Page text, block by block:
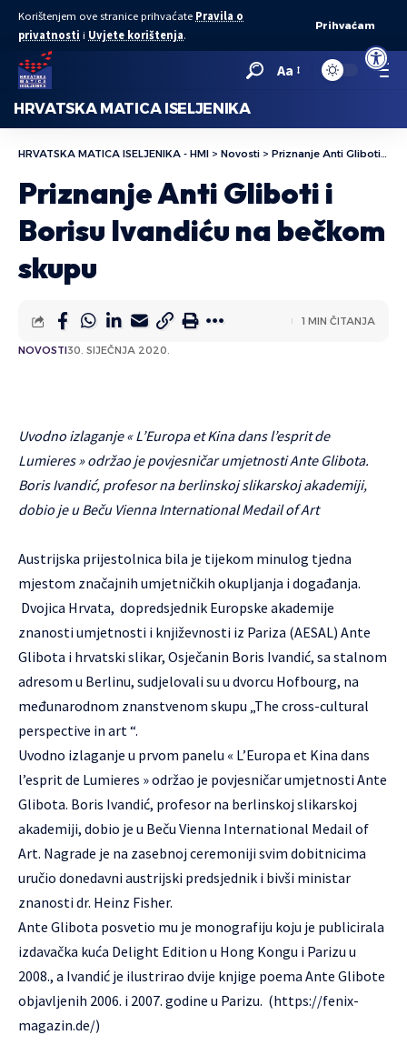
Korištenjem ove stranice prihvaćate Pravila o
privatnosti i Uvjete korištenja.
Prihvaćam
Aa
HRVATSKA MATICA ISELJENIKA
HRVATSKA MATICA ISELJENIKA - HMI > Novosti > Priznanje Anti Gliboti i Borisu Ivandiću na bečkom skupu
Priznanje Anti Gliboti i
Borisu Ivandiću na bečkom
skupu
NOVOSTI30. SIJEČNJA 2020.
1 MIN ČITANJA
Uvodno izlaganje « L’Europa et Kina dans l’esprit de
Lumieres » održao je povjesničar umjetnosti Ante Glibota.
Boris Ivandić, profesor na berlinskoj slikarskoj akademiji,
dobio je u Beču Vienna International Medail of Art
Austrijska prijestolnica bila je tijekom minulog tjedna
mjestom značajnih umjetničkih okupljanja i događanja.
Dvojica Hrvata, dopredsjednik Europske akademije
znanosti umjetnosti i književnosti iz Pariza (AESAL) Ante
Glibota i hrvatski slikar, Osječanin Boris Ivandić, sa stalnom
adresom u Berlinu, sudjelovali su u dvorcu Hofbourg, na
međunarodnom znanstvenom skupu „The cross-cultural
perspective in art “.
Uvodno izlaganje u prvom panelu « L’Europa et Kina dans
l’esprit de Lumieres » održao je povjesničar umjetnosti Ante
Glibota. Boris Ivandić, profesor na berlinskoj slikarskoj
akademiji, dobio je u Beču Vienna International Medail of
Art. Nagrade je na zasebnoj ceremoniji svim dobitnicima
uručio donedavni austrijski predsjednik i bivši ministar
znanosti dr. Heinz Fisher.
Ante Glibota posvetio mu je monografiju koju je publicirala
izdavačka kuća Delight Edition u Hong Kongu i Parizu u
2008., a Ivandić je ilustrirao dvije knjige poema Ante Glibote
objavljenih 2006. i 2007. godine u Parizu. (https://fenix-
magazin.de/)
Open